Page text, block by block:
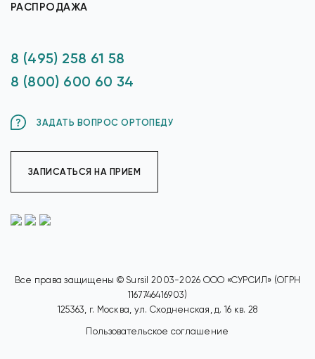
РАСПРОДАЖА
8 (495) 258 61 58
8 (800) 600 60 34
ЗАДАТЬ ВОПРОС ОРТОПЕДУ
ЗАПИСАТЬСЯ НА ПРИЕМ
Все права защищены © Sursil 2003-2026 ООО «СУРСИЛ» (ОГРН
1167746416903)
125363, г. Москва, ул. Сходненская, д. 16 кв. 28
Пользовательское соглашение